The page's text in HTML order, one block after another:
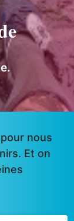
nous
Et on